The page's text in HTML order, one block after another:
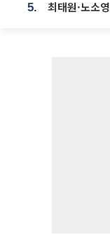
5.